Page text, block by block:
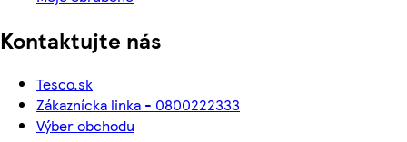
Kontaktujte nás
Tesco.sk
Zákaznícka linka - 0800222333
Výber obchodu